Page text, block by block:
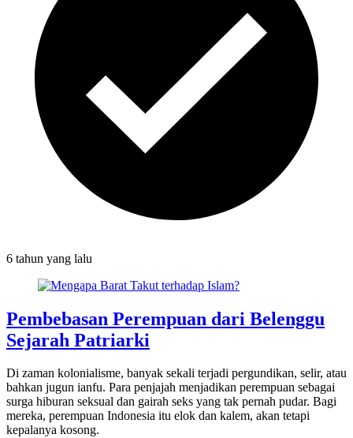
6 tahun yang lalu
Pembebasan Perempuan dari Belenggu
Sejarah Patriarki
Di zaman kolonialisme, banyak sekali terjadi pergundikan, selir, atau
bahkan jugun ianfu. Para penjajah menjadikan perempuan sebagai
surga hiburan seksual dan gairah seks yang tak pernah pudar. Bagi
mereka, perempuan Indonesia itu elok dan kalem, akan tetapi
kepalanya kosong.